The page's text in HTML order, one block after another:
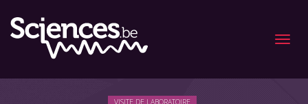
Menu
VISITE DE LABORATOIRE